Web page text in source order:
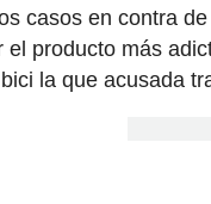
casos en contra
el producto más
la que acusada